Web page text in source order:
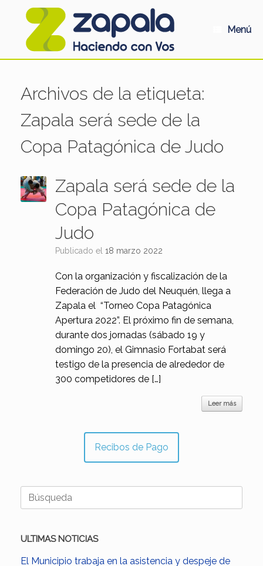
Menú
Archivos de la etiqueta:
Zapala será sede de la
Copa Patagónica de Judo
Zapala será sede de la
Copa Patagónica de
Judo
Publicado el 18 marzo 2022
Con la organización y fiscalización de la
Federación de Judo del Neuquén, llega a
Zapala el “Torneo Copa Patagónica
Apertura 2022”. El próximo fin de semana,
durante dos jornadas (sábado 19 y
domingo 20), el Gimnasio Fortabat será
testigo de la presencia de alrededor de
300 competidores de […]
Leer más
Recibos de Pago
Buscar:
ULTIMAS NOTICIAS
El Municipio trabaja en la asistencia y despeje de